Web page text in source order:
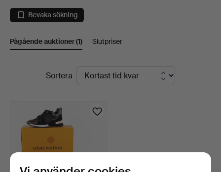
Accessoarer
på
Auktioner
Bevaka sökning
Pågående auktioner(1) Slutpriser
PågåendeSortera